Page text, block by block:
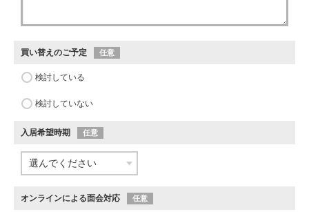
買い替えのご予定 任意
検討している
検討していない
入居希望時期 任意
オンラインによる面会対応 任意